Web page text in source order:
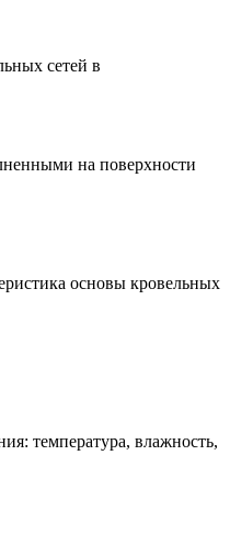
сетей в
на поверхности
основы кровельных
температура, влажность,